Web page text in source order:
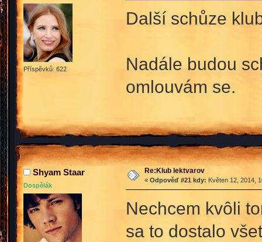
Příspěvků: 622
Další schůze
Nadále budou
omlouvám se.
Shyam Staar
Dospělák
Re:Klub lektvarov
« Odpověď #21 kdy: Květen 12, 2014,
Nechcem kvôli
sa to dostalo